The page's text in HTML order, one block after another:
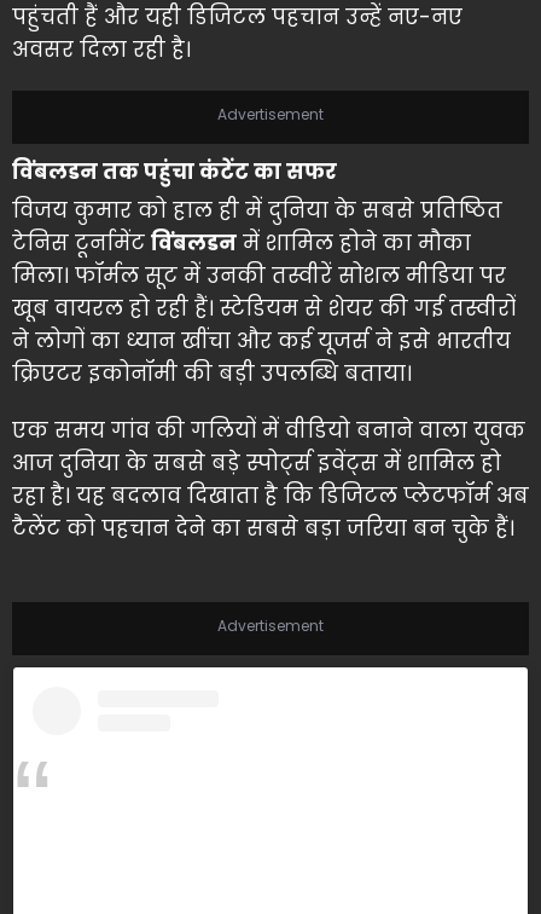
पहुंचती हैं और यही डिजिटल पहचान उन्हें नए-नए
अवसर दिला रही है।
Advertisement
विंबलडन तक पहुंचा कंटेंट का सफर
विजय कुमार को हाल ही में दुनिया के सबसे प्रतिष्ठित
टेनिस टूर्नामेंट विंबलडन में शामिल होने का मौका
मिला। फॉर्मल सूट में उनकी तस्वीरें सोशल मीडिया पर
खूब वायरल हो रही हैं। स्टेडियम से शेयर की गई तस्वीरों
ने लोगों का ध्यान खींचा और कई यूजर्स ने इसे भारतीय
क्रिएटर इकोनॉमी की बड़ी उपलब्धि बताया।
एक समय गांव की गलियों में वीडियो बनाने वाला युवक
आज दुनिया के सबसे बड़े स्पोर्ट्स इवेंट्स में शामिल हो
रहा है। यह बदलाव दिखाता है कि डिजिटल प्लेटफॉर्म अब
टैलेंट को पहचान देने का सबसे बड़ा जरिया बन चुके हैं।
Advertisement